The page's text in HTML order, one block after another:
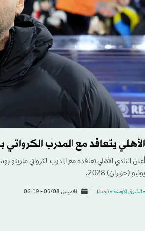
الأهلي يتعاقد مع المدرب الكرواتي
أعلن النادي الأهلي تعاقده مع المدرب الكرواتي
يونيو (حزيران) 2028.
«الشرق الأوسط» (جدة) الخميس 06/08 - 06:19